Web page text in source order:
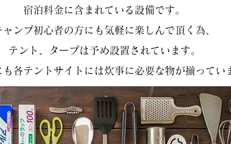
宿泊料金に含まれている設備です。
ャンプ初心者の方にも気軽に楽しんで頂く為、
テント、タープは予め設置されています。
も各テントサイトには炊事に必要な物が揃ってい